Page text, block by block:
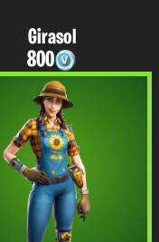
Girasol
800